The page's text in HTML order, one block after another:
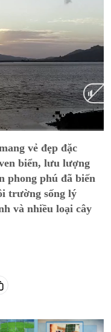
vẻ đẹp đặc
biển, lưu lượng
phong phú đã biến
trường sống lý
và nhiều loại cây